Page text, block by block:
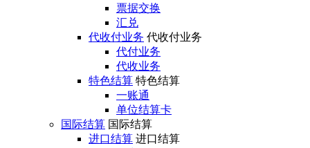
票据交换
汇兑
代收付业务 代收付业务
代付业务
代收业务
特色结算 特色结算
一账通
单位结算卡
国际结算 国际结算
进口结算 进口结算